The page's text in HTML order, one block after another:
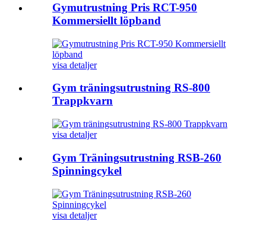
Gymutrustning Pris RCT-950
Kommersiellt löpband
visa detaljer
Gym träningsutrustning RS-800
Trappkvarn
visa detaljer
Gym Träningsutrustning RSB-260
Spinningcykel
visa detaljer